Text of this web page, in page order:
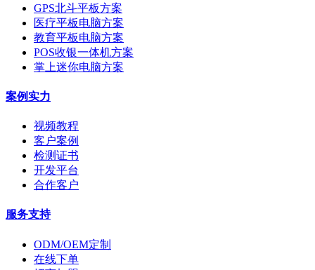
GPS北斗平板方案
医疗平板电脑方案
教育平板电脑方案
POS收银一体机方案
掌上迷你电脑方案
案例实力
视频教程
客户案例
检测证书
开发平台
合作客户
服务支持
ODM/OEM定制
在线下单